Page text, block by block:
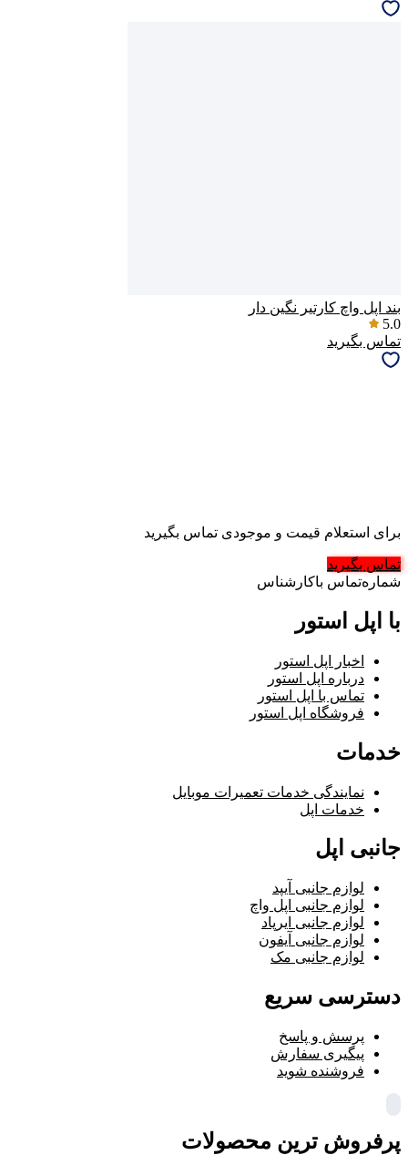
بند اپل واچ کارتیر نگین دار
5.0
تماس بگیرید
برای استعلام قیمت و موجودی تماس بگیرید
تماس بگیرید
شماره‌تماس‌ با‌کارشناس
با اپل استور
اخبار اپل استور
درباره اپل استور
تماس با اپل استور
فروشگاه اپل استور
خدمات
نمایندگی خدمات تعمیرات موبایل
خدمات اپل
جانبی اپل
لوازم جانبی آیپد
لوازم جانبی اپل واچ
لوازم جانبی ایرپاد
لوازم جانبی آیفون
لوازم جانبی مک
دسترسی سریع
پرسش و پاسخ
پیگیری سفارش
فروشنده شوید
پرفروش ترین محصولات